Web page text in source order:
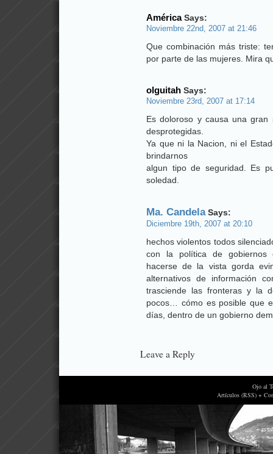
AméricaSays:
Noviembre 22nd, 2007 at 21:46
Que combinación más triste:
por parte de las mujeres. Mira
olguitah Says:
Noviembre 23rd, 2007 at 17:14
Es doloroso y causa una gran
desprotegidas.
Ya que ni la Nacion, ni el
brindarnos
algun tipo de seguridad. Es
soledad.
Ma. CandelaSays:
Diciembre 19th, 2007 at 20:10
hechos violentos todos
con la política de gobiernos
hacerse de la vista gorda
alternativos de información
trasciende las fronteras y la
pocos… cómo es posible que
días, dentro de un gobierno
Leave a Reply
Ojo al
Artículos (RSS) +